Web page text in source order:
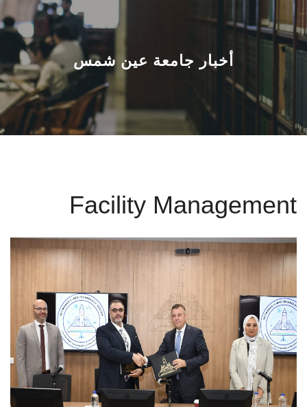
عن الجامعة
القطاعـات
الشئون الأكاديمية
البحث العلمي
المراكز والوحدات
الأنظمة الذكية
تواصل معنا
الطلاب
هيئة التدريس
أخبار جامعة عين شمس
Facility Management